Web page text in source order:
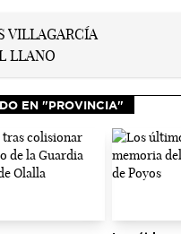
EN "PROVINCIA"